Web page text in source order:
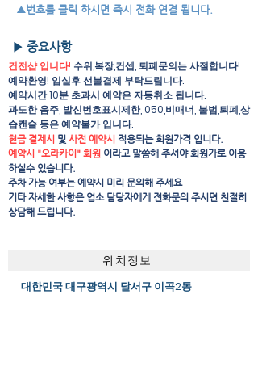
▲번호를 클릭 하시면 즉시 전화 연결 됩니다.
▶ 중요사항
건전샵 입니다! 수위,복장,컨셉, 퇴폐문의는 사절합니다!
예약환영! 입실후 선불결제 부탁드립니다.
예약시간 10분 초과시 예약은 자동취소 됩니다.
과도한 음주, 발신번호표시제한, 050,비매너, 불법,퇴폐,상
습캔슬 등은 예약불가 입니다.
현금 결제시 및 사전 예약시 적용되는 회원가격 입니다.
예약시 "오라카이" 회원 이라고 말씀해 주셔야 회원가로 이용
하실수 있습니다.
주차 가능 여부는 예약시 미리 문의해 주세요
​기타 자세한 사항은 업소 담당자에게 전화문의 주시면 친절히
상담해 드립니다.
위치정보
대한민국 대구광역시 달서구 이곡2동